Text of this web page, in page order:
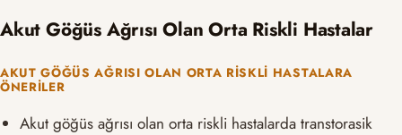
Akut Göğüs Ağrısı Olan Orta Riskli Hastalar
AKUT GÖĞÜS AĞRISI OLAN ORTA RISKLI HASTALARA
ÖNERILER
Akut göğüs ağrısı olan orta riskli hastalarda transtorasik